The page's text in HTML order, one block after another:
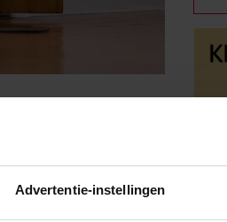
Advertentie-instellingen